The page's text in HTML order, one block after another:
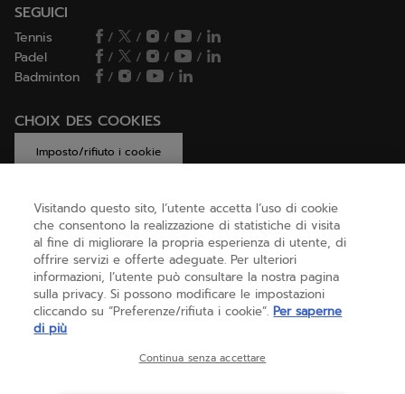
SEGUICI
Tennis / / /
/
Padel
/ / /
/
Badminton
/ / /
CHOIX DES COOKIES
Imposto/rifiuto i cookie
AIUTO
CHI SIAMO
Visitando questo sito, l’utente accetta l’uso di cookie
che consentono la realizzazione di statistiche di visita
al fine di migliorare la propria esperienza di utente, di
offrire servizi e offerte adeguate. Per ulteriori
informazioni, l’utente può consultare la nostra pagina
sulla privacy. Si possono modificare le impostazioni
cliccando su “Preferenze/rifiuta i cookie”. Per saperne
di più
Continua senza accettare